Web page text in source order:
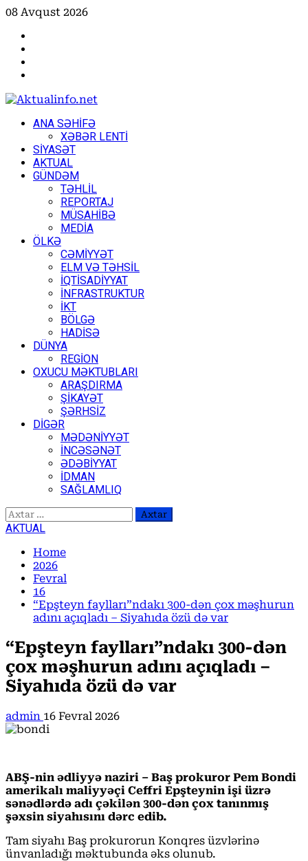
Skip
content
08 Avqust 2026
PrimaryANA SƏHİFƏ
XƏBƏR LENTİ
SİYASƏT
AKTUAL
GÜNDƏM
TƏHLİL
REPORTAJ
MÜSAHİBƏ
MEDİA
ÖLKƏ
CƏMİYYƏT
ELM VƏ TƏHSİL
İQTİSADİYYAT
İNFRASTRUKTUR
İKT
BÖLGƏ
HADİSƏ
DÜNYA
REGİON
OXUCU MƏKTUBLARI
ARAŞDIRMA
ŞİKAYƏT
ŞƏRHSİZ
DİGƏR
MƏDƏNİYYƏT
İNCƏSƏNƏT
ƏDƏBİYYAT
İDMAN
SAĞLAMLIQ
Axtarış:
AKTUAL
Home
2026
Fevral
16
“Epşteyn faylları”ndakı 300-dən çox məşhurun
adını açıqladı – Siyahıda özü də var
“Epşteyn faylları”ndakı 300-dən
çox məşhurun adını açıqladı –
Siyahıda özü də var
admin 16 Fevral 2026
ABŞ-nin ədliyyə naziri – Baş prokuror Pem Bondi
amerikalı maliyyəçi Ceffri Epşteynin işi üzrə
sənədlərdə adı çəkilən 300-dən çox tanınmış
şəxsin siyahısını dərc edib.
Tam siyahı Baş prokurorun Konqres üzvlərinə
ünvanladığı məktubunda əks olunub.